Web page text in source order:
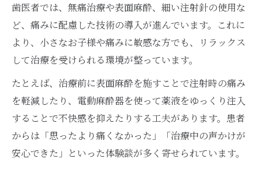
歯医者では、無痛治療や表面麻酔、細い注射針の使用な
ど、痛みに配慮した技術の導入が進んでいます。これに
より、小さなお子様や痛みに敏感な方でも、リラックス
して治療を受けられる環境が整っています。
たとえば、治療前に表面麻酔を施すことで注射時の痛み
を軽減したり、電動麻酔器を使って薬液をゆっくり注入
することで不快感を抑えたりする工夫があります。患者
からは「思ったより痛くなかった」「治療中の声かけが
安心できた」といった体験談が多く寄せられています。